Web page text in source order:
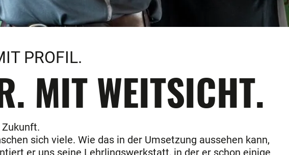
PROFIL.
MIT WEITSICHT.
sich viele. Wie das in der Umsetzung aussehen kann,
er uns seine Lehrlingswerkstatt, in der er schon einige